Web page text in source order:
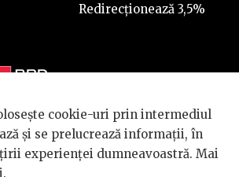
Redirecționează 3,5%
Générale, toate drepturile rezervate.
sustinut de
BRD GROUPE SOCIÉTÉ
cookie-uri prin intermediul
și se prelucrează informații, în
experienței dumneavoastră. Mai
.